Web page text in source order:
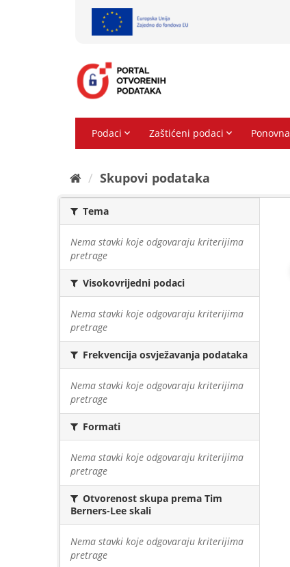
Skupovi podаtаkа
Tema
Nema stavki koje odgovaraju kriterijima
pretrage
Visokovrijedni podaci
Nema stavki koje odgovaraju kriterijima
pretrage
Frekvencija osvježavanja podataka
Nema stavki koje odgovaraju kriterijima
pretrage
Formati
Nema stavki koje odgovaraju kriterijima
pretrage
Otvorenost skupa prema Tim
Berners-Lee skali
Nema stavki koje odgovaraju kriterijima
pretrage